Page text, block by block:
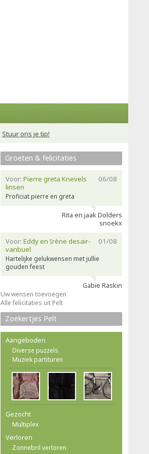
Stuur ons je tip!
Groeten & felicitaties
06/08
Voor: Pierre greta Knevels
linsen
Proficiat pierre en greta
Rita en jaak Dolders
snoekx
01/08
Voor: Eddy en Irène desair-
vanbuel
Hartelijke gelukwensen met jullie
gouden feest
Gabie Raskin
Uw wensen toevoegen
Alle felicitaties uit Pelt
Zoekertjes Pelt
Aangeboden
Diverse puzzels.
Muziek partituren
Gezocht
Multiplex
Verloren
Zonnebril verloren